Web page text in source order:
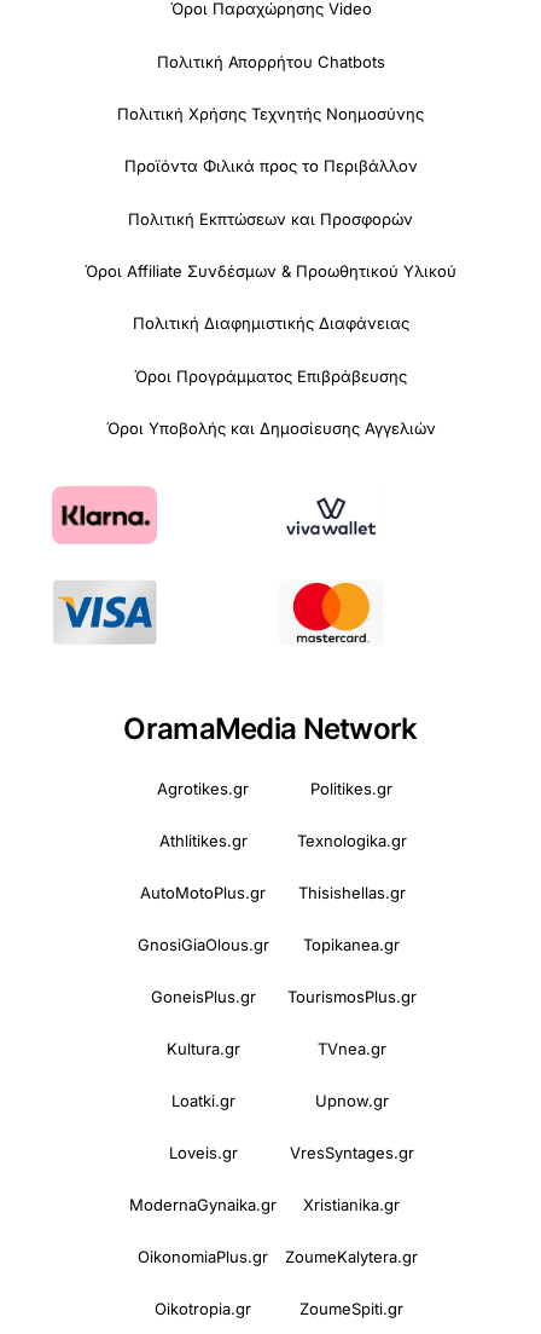
Όροι Παραχώρησης Video
Πολιτική Απορρήτου Chatbots
Πολιτική Χρήσης Τεχνητής Νοημοσύνης
Προϊόντα Φιλικά προς το Περιβάλλον
Πολιτική Εκπτώσεων και Προσφορών
Όροι Affiliate Συνδέσμων & Προωθητικού Υλικού
Πολιτική Διαφημιστικής Διαφάνειας
Όροι Προγράμματος Επιβράβευσης
Όροι Υποβολής και Δημοσίευσης Αγγελιών
OramaMedia Network
Agrotikes.gr Politikes.gr
Athlitikes.gr Texnologika.gr
AutoMotoPlus.gr Thisishellas.gr
GnosiGiaOlous.gr Topikanea.gr
GoneisPlus.gr TourismosPlus.gr
Kultura.gr TVnea.gr
Loatki.gr Upnow.gr
Loveis.gr VresSyntages.gr
ModernaGynaika.gr Xristianika.gr
OikonomiaPlus.gr ZoumeKalytera.gr
Oikotropia.gr ZoumeSpiti.gr